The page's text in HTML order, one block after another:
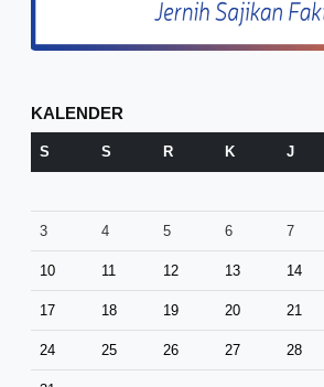
KALENDER
S S R K J
3 4 5 6 7
10 11 12 13 14
17 18 19 20 21
24 25 26 27 28